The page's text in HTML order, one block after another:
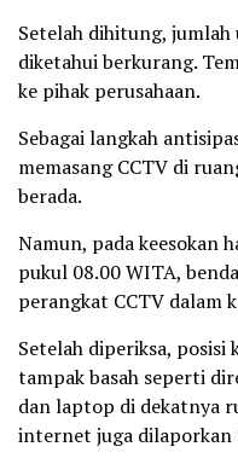
Setelah dihitung,
diketahui berkurang.
ke pihak perusahaan.
Sebagai langkah
memasang CCTV di
berada.
Namun, pada keesokan
pukul 08.00 WITA,
perangkat CCTV dalam
Setelah diperiksa, posisi
tampak basah seperti
dan laptop di dekatnya
internet juga dilaporkan